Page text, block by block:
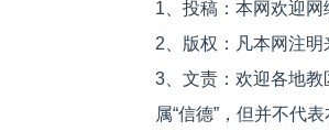
1、投稿：本网欢迎网
2、版权：凡本网注明
3、文责：欢迎各地
属“信德”，但并不代